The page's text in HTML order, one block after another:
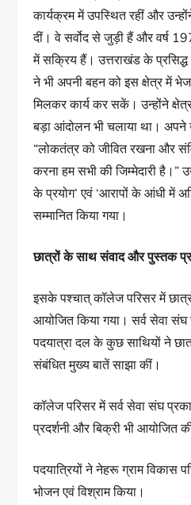
कार्यक्रम में उपस्थित रहीं और
दीं। वे सर्वोद से जुड़ी हैं और वर्ष
में सक्रिय हैं। उत्तराखंड के प्रसिद्ध
ने भी अपनी बहन को इस क्षेत्र में
मिलकर कार्य कर सकें। उन्होंने
बड़ा आंदोलन भी चलाया था। अपने
“लोकतंत्र को जीवित रखना और
करना हम सभी की जिम्मेदारी है।”
के प्रयोग’ एवं ‘आरापों के आंधी में
सम्मानित किया गया।
छात्रों के साथ संवाद और पुस्तक
इसके पश्चात् कॉलेज परिसर में
आयोजित किया गया। सर्व सेवा
पदयात्रा दल के कुछ साथियों ने
संबंधित मुख्य बातें साझा कीं।
कॉलेज परिसर में सर्व सेवा संघ
प्रदर्शनी और बिक्री भी आयोजित
पदयात्रियों ने नेहरू ग्राम विकास
भोजन एवं विश्राम किया।